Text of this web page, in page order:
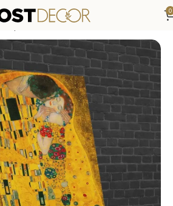
0
»Öpücük 1907 (Gustav Klimt) Klasik